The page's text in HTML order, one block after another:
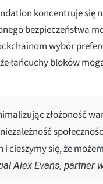
koncentruje się
bezpieczeństwa
wybór
łańcuchy bloków
złożoność
i cieszymy się, że
Alex Evans, partner